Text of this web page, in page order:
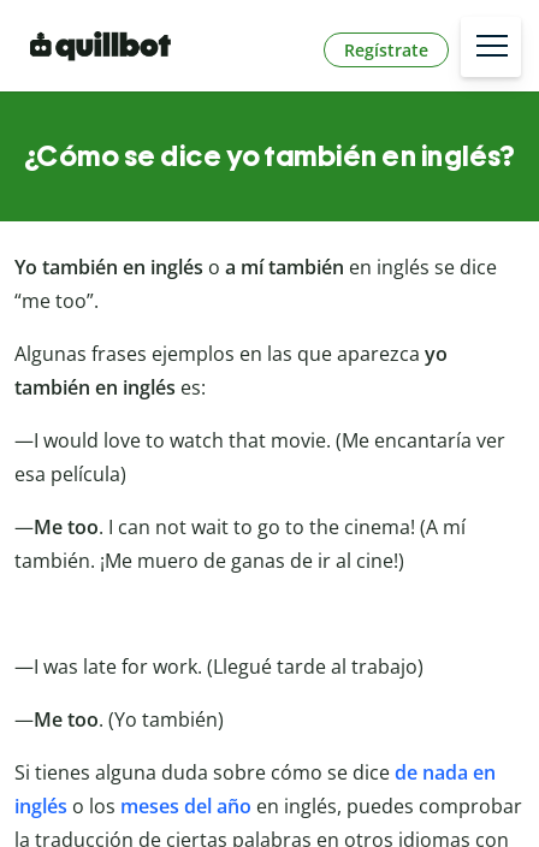
Regístrate
¿Cómo se dice yo también en inglés?
Yo también en inglés o a mí también en inglés se dice
“me too”.
Algunas frases ejemplos en las que aparezca yo
también en inglés es:
—I would love to watch that movie. (Me encantaría ver
esa película)
—Me too. I can not wait to go to the cinema! (A mí
también. ¡Me muero de ganas de ir al cine!)
—I was late for work. (Llegué tarde al trabajo)
—Me too. (Yo también)
Si tienes alguna duda sobre cómo se dicede nada en
inglés o los meses del año en inglés, puedes comprobar
la traducción de ciertas palabras en otros idiomas con